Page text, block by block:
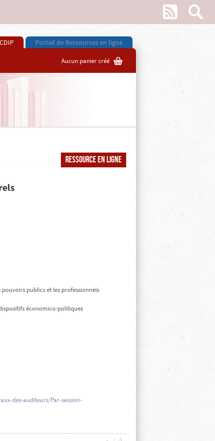
w s
CDIP Portail de Ressources en ligne
Aucun panier créé G
Ressource en ligne
publics et les professionnels
économico-politiques
des-auditeurs/Par-session-Z